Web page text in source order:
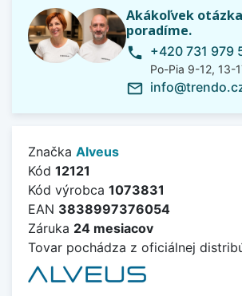
Akákoľvek
poradíme.
phone +420 731 979
Po-Pia 9-12, 13-
mail_outline
Značka Alveus
Kód 12121
Kód výrobca 1073831
EAN 3838997376054
Záruka 24 mesiacov
Tovar pochádza z oficiálnej